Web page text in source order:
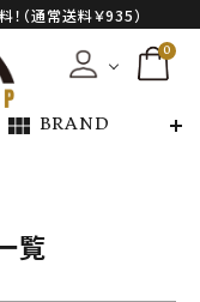
（通常送料￥935）
0
view_module BRAND
覧